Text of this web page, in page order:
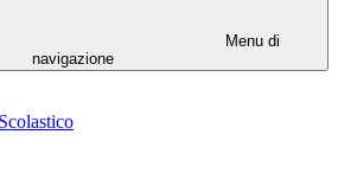
Menu di
navigazione